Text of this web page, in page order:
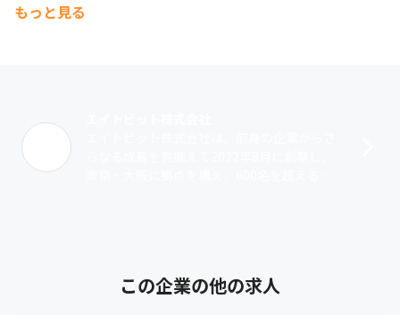
もっと見る
この企業の他の求人